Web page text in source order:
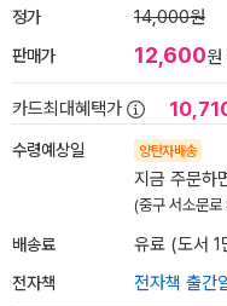
정가 14,000원
판매가 12,600원
카드최대혜택가
수령예상일 양탄자배송
지금 주문하
(중구 서소문
배송료 유료 (도서 1
전자책 전자책 출간